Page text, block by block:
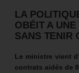
LA
OBÉIT A
SANS TENIR
Le ministre vient
contrats aidés de